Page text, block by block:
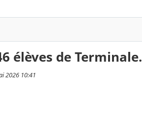
élèves de Terminale.
2026 10:41